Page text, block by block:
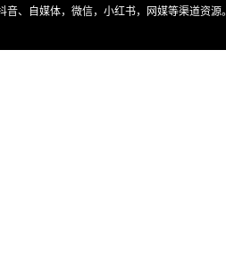
、自媒体，微信，小红书，网媒等渠道资源。